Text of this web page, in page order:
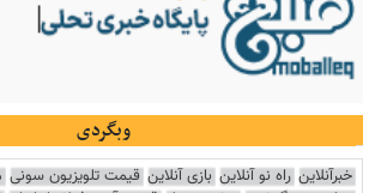
وبگردی
خبرآنلاین راه نو آنلاین بازی آنلاین قیمت تلویزیون سونی